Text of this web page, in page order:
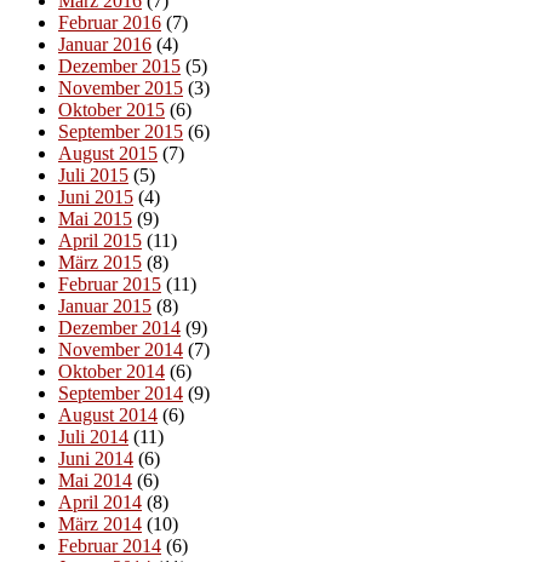
Februar 2016 (7)
Januar 2016 (4)
Dezember 2015 (5)
November 2015 (3)
Oktober 2015 (6)
September 2015 (6)
August 2015 (7)
Juli 2015 (5)
Juni 2015 (4)
Mai 2015 (9)
April 2015 (11)
März 2015 (8)
Februar 2015 (11)
Januar 2015 (8)
Dezember 2014 (9)
November 2014 (7)
Oktober 2014 (6)
September 2014 (9)
August 2014 (6)
Juli 2014 (11)
Juni 2014 (6)
Mai 2014 (6)
April 2014 (8)
März 2014 (10)
Februar 2014 (6)